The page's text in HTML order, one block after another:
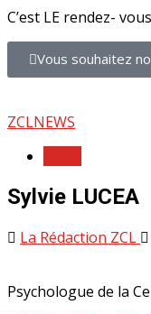
C’est LE rendez-
Vous souhaitez
ZCLNEWS
Sylvie LUCEA
La Rédaction ZCL
Psychologue de la